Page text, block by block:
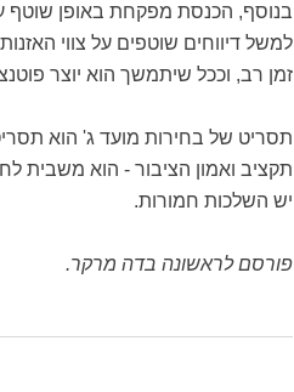
בנוסף, הכנסת מפקחת באופן שוטף
למשל דיווחים שוטפים על צווי
זמן רב, וככל שיתמשך הוא יוצר
תסריט של בחירות מועד ג' הוא
תקציב ואמון הציבור - הוא משבית
יש השלכות חמורות.
פורסם לראשונה בדה מרקר.